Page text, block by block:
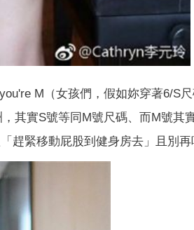
M（女孩們，假如妳穿著6/S
其實S號等同M號尺碼、而M號其
趕緊移動屁股到健身房去」且別